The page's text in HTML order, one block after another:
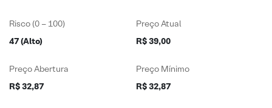
Risco (0 – 100)
47 (Alto)
Preço Atual
R$ 39,00
Preço Abertura
R$ 32,87
Preço Mínimo
R$ 32,87